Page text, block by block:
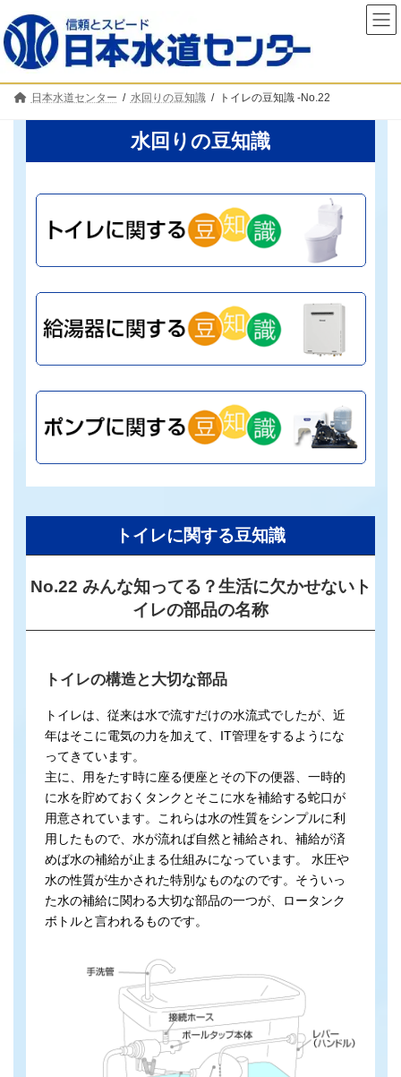
ン
テ
ン
へ
ビ
ゲ
ー
ョ
日本水道センター 水回りの豆知識 トイレの豆知識 -No.22
水回りの豆知識
トイレに関する豆知識
No.22 みんな知ってる？生活に欠かせないト
イレの部品の名称
トイレの構造と大切な部品
トイレは、従来は水で流すだけの水流式でしたが、近
年はそこに電気の力を加えて、IT管理をするようにな
ってきています。
主に、用をたす時に座る便座とその下の便器、一時的
に水を貯めておくタンクとそこに水を補給する蛇口が
用意されています。これらは水の性質をシンプルに利
用したもので、水が流れば自然と補給され、補給が済
めば水の補給が止まる仕組みになっています。 水圧や
水の性質が生かされた特別なものなのです。そういっ
た水の補給に関わる大切な部品の一つが、ロータンク
ボトルと言われるものです。